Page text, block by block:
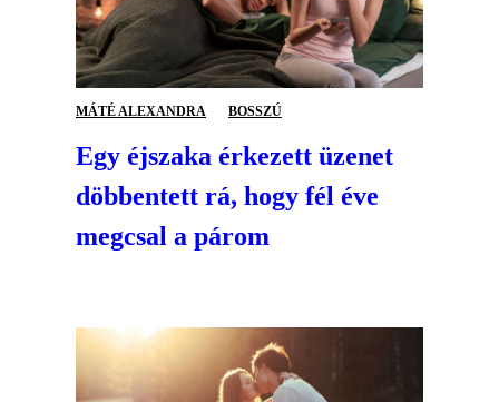
MÁTÉ ALEXANDRA BOSSZÚ
Egy éjszaka érkezett üzenet
döbbentett rá, hogy fél éve
megcsal a párom